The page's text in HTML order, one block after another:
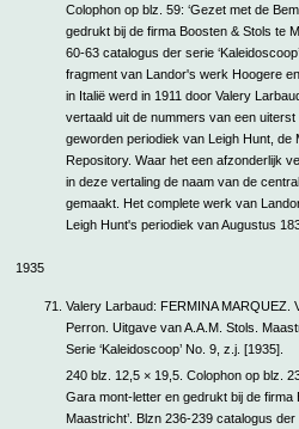
Colophon op blz. 59: ‘Gezet met de
gedrukt bij de firma Boosten & Stols te
60-63 catalogus der serie
fragment van Landor's werk Hoogere
in Italië werd in 1911 door Valery
vertaald uit de nummers van een uiterst
geworden periodiek van Leigh Hunt, de
Repository. Waar het een afzonderlijk
in deze vertaling de naam van de
gemaakt. Het complete werk van
Leigh Hunt's periodiek van Augustus
1935
71.
Valery Larbaud: FERMINA MARQUEZ.
Perron. Uitgave van A.A.M. Stols.
Serie ‘Kaleidoscoop’ No. 9, z.j. [1935].
240 blz. 12,5 × 19,5. Colophon op blz.
Gara mont-letter en gedrukt bij de firma
Maastricht’. Blzn 236-239 catalogus der